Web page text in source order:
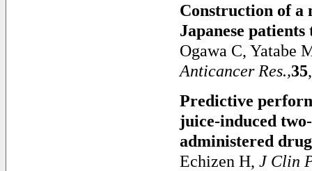
Construction of a
Japanese
Ogawa C, Yatabe
Anticancer Res.,35
Predictive
juice-induced
administered
Echizen H, J Clin